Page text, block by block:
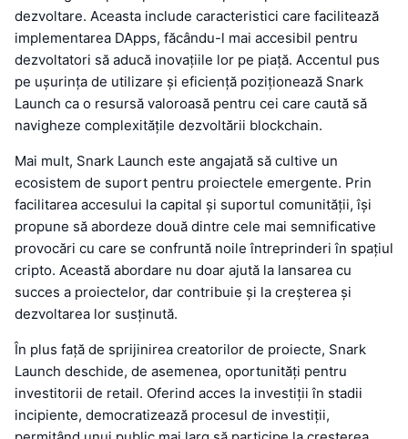
dezvoltare. Aceasta include caracteristici care facilitează
implementarea DApps, făcându-l mai accesibil pentru
dezvoltatori să aducă inovațiile lor pe piață. Accentul pus
pe ușurința de utilizare și eficiență poziționează Snark
Launch ca o resursă valoroasă pentru cei care caută să
navigheze complexitățile dezvoltării blockchain.
Mai mult, Snark Launch este angajată să cultive un
ecosistem de suport pentru proiectele emergente. Prin
facilitarea accesului la capital și suportul comunității, își
propune să abordeze două dintre cele mai semnificative
provocări cu care se confruntă noile întreprinderi în spațiul
cripto. Această abordare nu doar ajută la lansarea cu
succes a proiectelor, dar contribuie și la creșterea și
dezvoltarea lor susținută.
În plus față de sprijinirea creatorilor de proiecte, Snark
Launch deschide, de asemenea, oportunități pentru
investitorii de retail. Oferind acces la investiții în stadii
incipiente, democratizează procesul de investiții,